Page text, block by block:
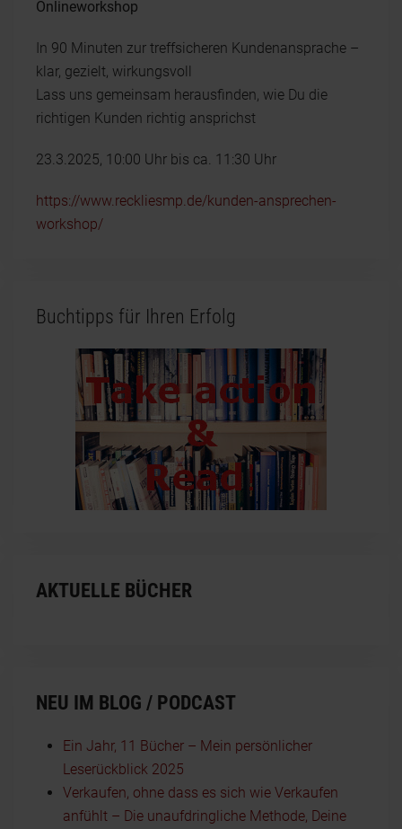
Onlineworkshop
In 90 Minuten zur treffsicheren Kundenansprache –
klar, gezielt, wirkungsvoll
Lass uns gemeinsam herausfinden, wie Du die
richtigen Kunden richtig ansprichst
23.3.2025, 10:00 Uhr bis ca. 11:30 Uhr
https://www.reckliesmp.de/kunden-ansprechen-
workshop/
Buchtipps für Ihren Erfolg
AKTUELLE BÜCHER
NEU IM BLOG / PODCAST
Ein Jahr, 11 Bücher – Mein persönlicher
Leserückblick 2025
Verkaufen, ohne dass es sich wie Verkaufen
anfühlt – Die unaufdringliche Methode, Deine